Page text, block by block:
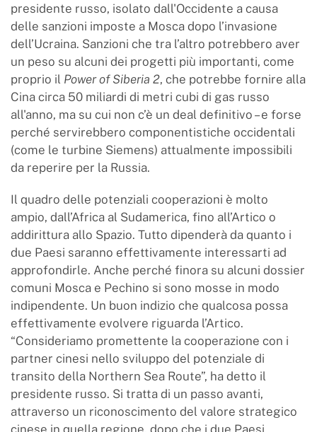
presidente russo, isolato dall'Occidente a causa
delle sanzioni imposte a Mosca dopo l’invasione
dell’Ucraina. Sanzioni che tra l’altro potrebbero aver
un peso su alcuni dei progetti più importanti, come
proprio il Power of Siberia 2, che potrebbe fornire alla
Cina circa 50 miliardi di metri cubi di gas russo
all'anno, ma su cui non c’è un deal definitivo – e forse
perché servirebbero componentistiche occidentali
(come le turbine Siemens) attualmente impossibili
da reperire per la Russia.
Il quadro delle potenziali cooperazioni è molto
ampio, dall’Africa al Sudamerica, fino all’Artico o
addirittura allo Spazio. Tutto dipenderà da quanto i
due Paesi saranno effettivamente interessarti ad
approfondirle. Anche perché finora su alcuni dossier
comuni Mosca e Pechino si sono mosse in modo
indipendente. Un buon indizio che qualcosa possa
effettivamente evolvere riguarda l’Artico.
“Consideriamo promettente la cooperazione con i
partner cinesi nello sviluppo del potenziale di
transito della Northern Sea Route”, ha detto il
presidente russo. Si tratta di un passo avanti,
attraverso un riconoscimento del valore strategico
cinese in quella regione, dopo che i due Paesi